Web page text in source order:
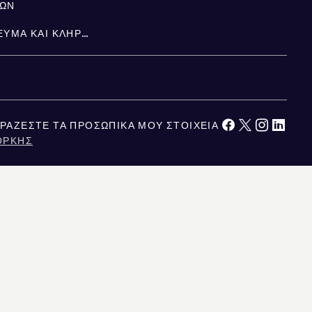
ΚΛΗΡΟΝΟΜΙΆ, ΚΑΤΑΠΊΣΤΕΥΜΑ ΚΑΙ ΚΛΗΡΟΝΟΜΙΚΉ ΔΙΑΔΟΧΉ
ΤΑ ΠΡΟΣΩΠΙΚΆ ΜΟΥ ΣΤΟΙΧΕΊΑ